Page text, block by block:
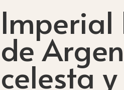
Imperial
de
celesta